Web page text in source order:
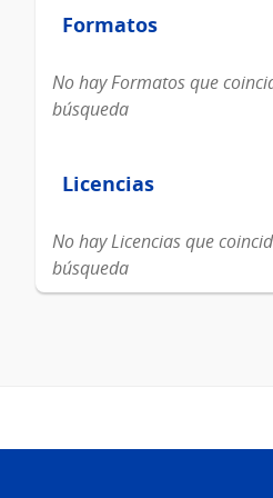
Formatos
Formatos
No hay Formatos que
búsqueda
Licencias
Licencias
No hay Licencias que
búsqueda